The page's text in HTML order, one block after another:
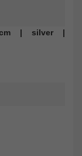
cm | silver |